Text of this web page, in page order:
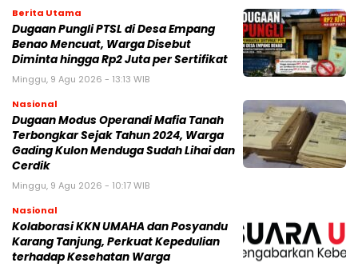
Berita Utama
Dugaan Pungli PTSL di Desa Empang
Benao Mencuat, Warga Disebut
Diminta hingga Rp2 Juta per Sertifikat
Minggu, 9 Agu 2026 - 13:13 WIB
Nasional
Dugaan Modus Operandi Mafia Tanah
Terbongkar Sejak Tahun 2024, Warga
Gading Kulon Menduga Sudah Lihai dan
Cerdik
Minggu, 9 Agu 2026 - 10:17 WIB
Nasional
Kolaborasi KKN UMAHA dan Posyandu
Karang Tanjung, Perkuat Kepedulian
terhadap Kesehatan Warga